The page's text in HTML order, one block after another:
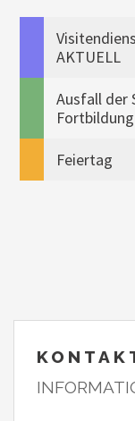
AKTUELL
Ausfall der
Feiertag